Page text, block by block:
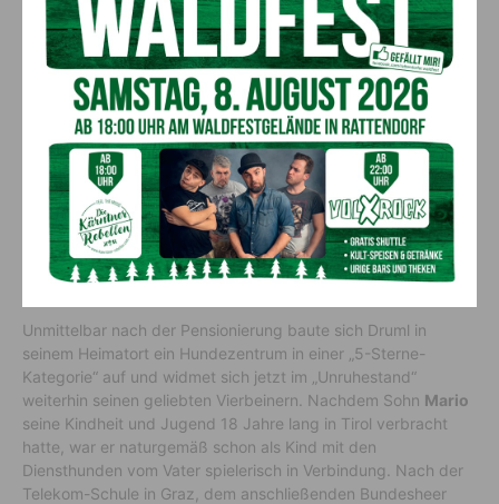
Mario Druml mit seinem bereits dritten Diensthund
„Cupido“, Spezialausbildung für Suchtmittel und als
Alpineinsatzhund
Leidenschaft geht weiter
Unmittelbar nach der Pensionierung baute sich Druml in
seinem Heimatort ein Hundezentrum in einer „5-Sterne-
Kategorie“ auf und widmet sich jetzt im „Unruhestand“
weiterhin seinen geliebten Vierbeinern. Nachdem Sohn Mario
seine Kindheit und Jugend 18 Jahre lang in Tirol verbracht
hatte, war er naturgemäß schon als Kind mit den
Diensthunden vom Vater spielerisch in Verbindung. Nach der
Telekom-Schule in Graz, dem anschließenden Bundesheer